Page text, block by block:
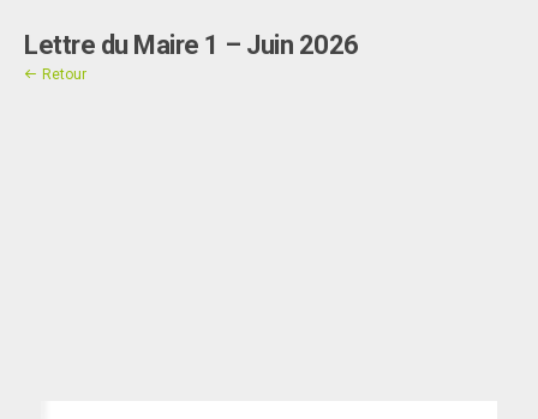
Lettre du Maire 1 – Juin 2026
Retour